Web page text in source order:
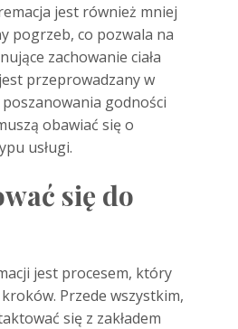
jest również mniej
pogrzeb, co pozwala na
zachowanie ciała
przeprowadzany w
godności
obawiać się o
usługi.
się do
jest procesem, który
Przede wszystkim,
się z zakładem